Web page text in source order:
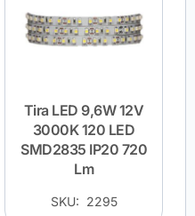
Tira LED 9,6W 12V
3000K 120 LED
SMD2835 IP20 720
Lm
SKU: 2295